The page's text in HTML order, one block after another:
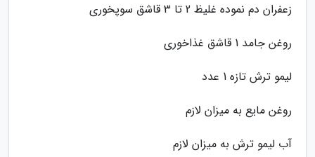
زعفران دم نموده غلیظ 2 تا 3 قاشق سوپخوری
روغن جامد 1 قاشق غذاخوری
لیمو ترش تازه 1 عدد
روغن مایع به میزان لازم
آب لیمو ترش به میزان لازم